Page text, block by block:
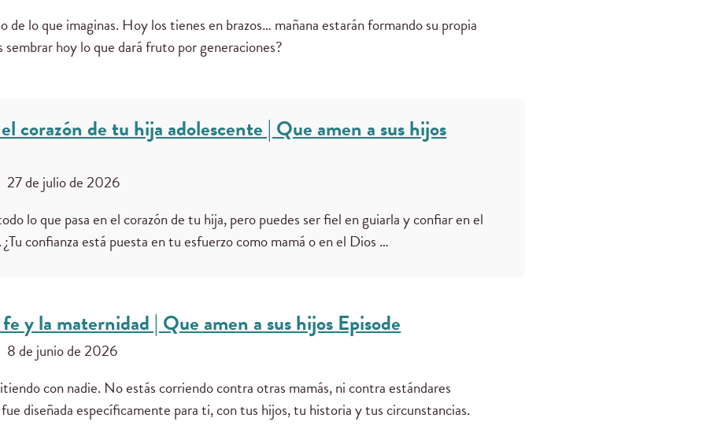
de lo que imaginas. Hoy los tienes en brazos… mañana estarán formando su propia
sembrar hoy lo que dará fruto por generaciones?
corazón de tu hija adolescente | Que amen a sus hijos
27 de julio de 2026
lo que pasa en el corazón de tu hija, pero puedes ser fiel en guiarla y confiar en el
confianza está puesta en tu esfuerzo como mamá o en el Dios …
y la maternidad | Que amen a sus hijos Episode
8 de junio de 2026
con nadie. No estás corriendo contra otras mamás, ni contra estándares
diseñada específicamente para ti, con tus hijos, tu historia y tus circunstancias.